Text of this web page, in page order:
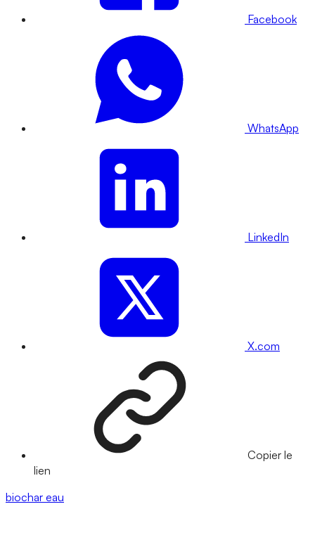
Facebook
WhatsApp
LinkedIn
X.com
Copier le
lien
biochar eau